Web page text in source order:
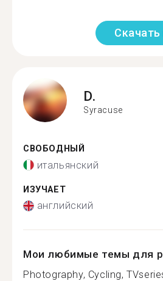
D.
Syracuse
СВОБОДНЫЙ
итальянский
ИЗУЧАЕТ
английский
Мои любимые темы для
Photography, Cycling,